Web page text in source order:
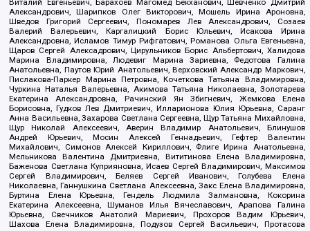
Виталий Евгеньевич, Барахоев Магомед Бекханович, Шевченко Дмитрий
Александрович, Шарипков Олег Викторович, Мошель Ирина Ароновна,
Шведов Григорий Сергеевич, Пономарев Лев Александрович, Созаев
Валерий Валерьевич, Каргалицкий Борис Юльевич, Исакова Ирина
Александровна, Исламов Тимур Рифгатович, Романова Ольга Евгеньевна,
Щаров Сергей Алексадрович, Цирульников Борис Альбертович, Халидова
Марина Владимировна, Людевиг Марина Зариевна, Федотова Галина
Анатольевна, Паутов Юрий Анатольевич, Верховский Александр Маркович,
Пислакова-Паркер Марина Петровна, Кочеткова Татьяна Владимировна,
Чуркина Наталья Валерьевна, Акимова Татьяна Николаевна, Золотарева
Екатерина Александровна, Рачинский Ян Збигневич, Жемкова Елена
Борисовна, Гудков Лев Дмитриевич, Илларионова Юлия Юрьевна, Саранг
Анна Васильевна, Захарова Светлана Сергеевна, Щур Татьяна Михайловна,
Щур Николай Алексеевич, Аверин Владимир Анатольевич, Блинушов
Андрей Юрьевич, Мосин Алексей Геннадьевич, Гефтер Валентин
Михайлович, Симонов Алексей Кириллович, Флиге Ирина Анатольевна,
Мельникова Валентина Дмитриевна, Вититинова Елена Владимировна,
Баженова Светлана Куприяновна, Исаев Сергей Владимирович, Максимов
Сергей Владимирович, Беляев Сергей Иванович, Голубева Елена
Николаевна, Ганнушкина Светлана Алексеевна, Закс Елена Владимировна,
Буртина Елена Юрьевна, Гендель Людмила Залмановна, Кокорина
Екатерина Алексеевна, Шуманов Илья Вячеславович, Арапова Галина
Юрьевна, Свечников Анатолий Мариевич, Прохоров Вадим Юрьевич,
Шахова Елена Владимировна, Подузов Сергей Васильевич, Протасова